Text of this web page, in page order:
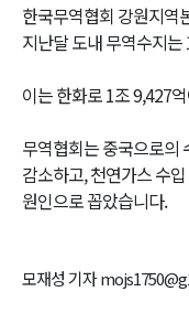
한국무역협회 강원지역
지난달 도내 무역수지
이는 한화로 1조 9,427
무역협회는 중국으로의
감소하고, 천연가스 수
원인으로 꼽았습니다.
모재성 기자